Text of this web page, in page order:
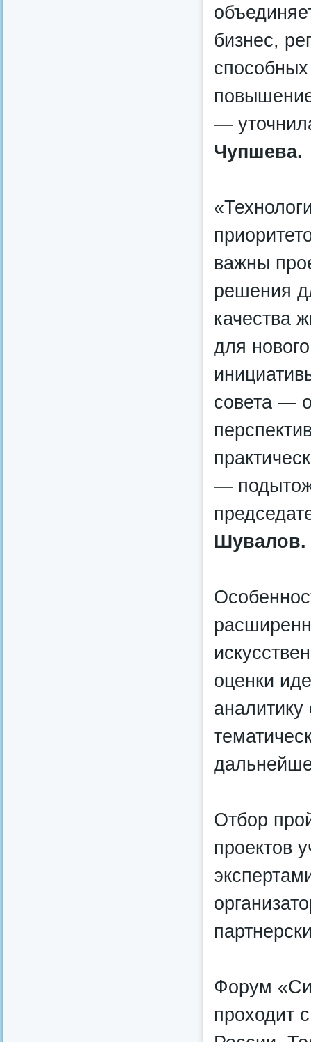
бизнес,
—
Чупшева.
важны
решения
качества
для
совета —
—
Шувалов.
оценки
аналитику
Отбор
проектов
Форум
проходит